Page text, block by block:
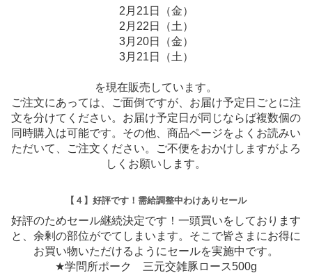
2月21日（金）
2月22日（土）
3月20日（金）
3月21日（土）
を現在販売しています。
ご注文にあっては、ご面倒ですが、お届け予定日ごとに注
文を分けてください。お届け予定日が同じならば複数個の
同時購入は可能です。その他、商品ページをよくお読みい
ただいて、ご注文ください。ご不便をおかけしますがよろ
しくお願いします。
【４】好評です！需給調整中わけありセール
好評のためセール継続決定です！一頭買いをしております
と、余剰の部位がでてしまいます。そこで皆さまにお得に
お買い物いただけるようにセールを実施中です。
★学問所ポーク 三元交雑豚ロース500g